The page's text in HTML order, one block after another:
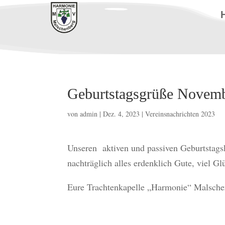
Geburtstagsgrüße
vonadmin |Dez. 4, 2023 |Vereinsnachrichten 2023
Unseren aktiven und passiven
nachträglich alles erdenklich Gute, viel
Eure Trachtenkapelle „Harmonie“